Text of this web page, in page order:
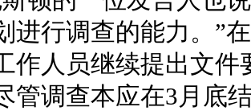
进行调查的能力。”
作人员继续提出文
管调查本应在3月底